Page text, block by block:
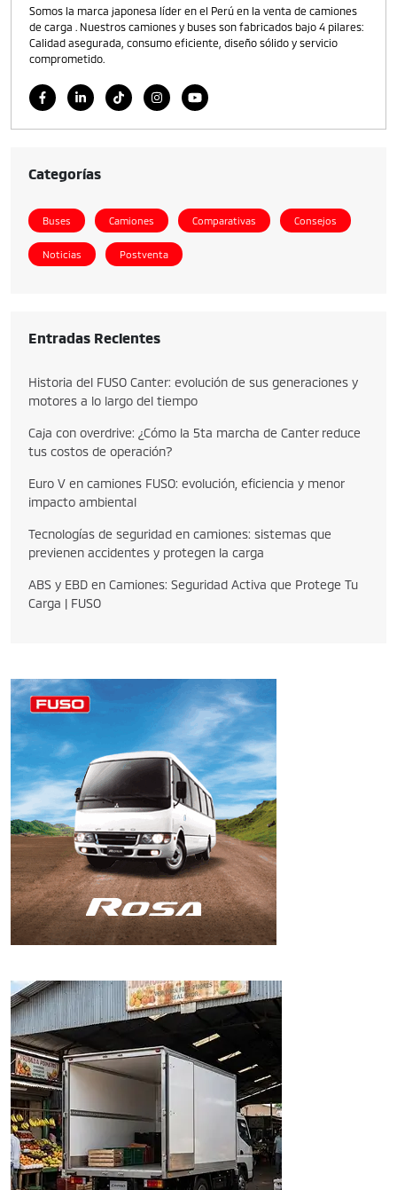
Somos la marca japonesa líder en el Perú en la venta de camiones
de carga . Nuestros camiones y buses son fabricados bajo 4 pilares:
Calidad asegurada, consumo eficiente, diseño sólido y servicio
comprometido.
Categorías
Buses Camiones Comparativas Consejos
Noticias Postventa
Entradas Recientes
Historia del FUSO Canter: evolución de sus generaciones y
motores a lo largo del tiempo
Caja con overdrive: ¿Cómo la 5ta marcha de Canter reduce
tus costos de operación?
Euro V en camiones FUSO: evolución, eficiencia y menor
impacto ambiental
Tecnologías de seguridad en camiones: sistemas que
previenen accidentes y protegen la carga
ABS y EBD en Camiones: Seguridad Activa que Protege Tu
Carga | FUSO